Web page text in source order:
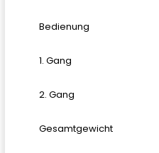
Bedienung
1. Gang
2. Gang
Gesamtgewicht